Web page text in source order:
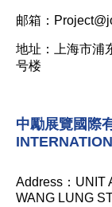
邮箱：
地址：上海市浦
号楼
中勵展覽國際
Address：UNIT
WANG LUNG